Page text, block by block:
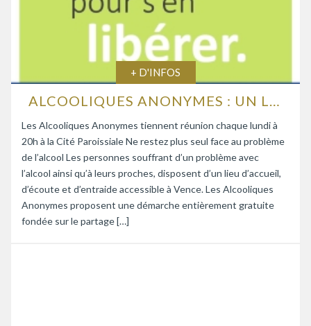
+ D'INFOS
ALCOOLIQUES ANONYMES : UN LIEU D’ÉCOUTE ET D’ENTRAIDE
Les Alcooliques Anonymes tiennent réunion chaque lundi à
20h à la Cité Paroissiale Ne restez plus seul face au problème
de l’alcool Les personnes souffrant d’un problème avec
l’alcool ainsi qu’à leurs proches, disposent d’un lieu d’accueil,
d’écoute et d’entraide accessible à Vence. Les Alcooliques
Anonymes proposent une démarche entièrement gratuite
fondée sur le partage […]